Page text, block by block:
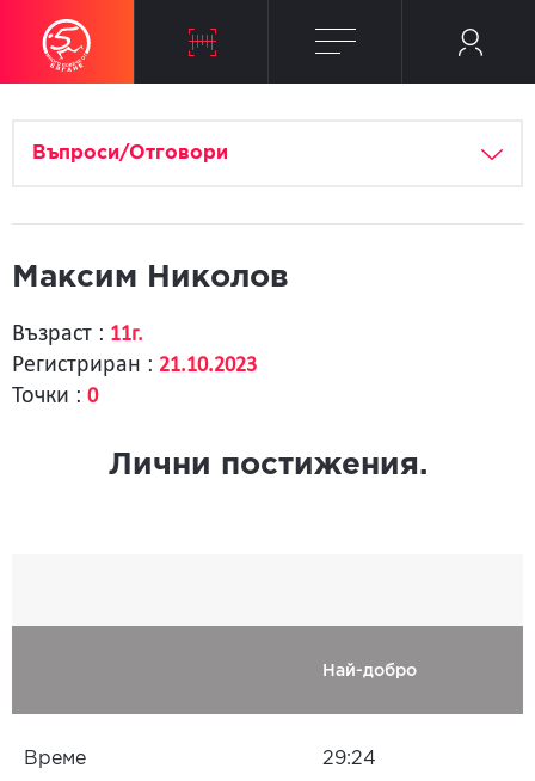
Въпроси/Отговори
Максим Николов
Възраст : 11г.
Регистриран : 21.10.2023
Точки : 0
Лични постижения.
Най-добро
Време 29:24